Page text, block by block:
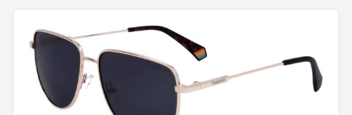
Zonnebrillen
Baby zonnebrillen
Shop
POPULAIRE MERKEN